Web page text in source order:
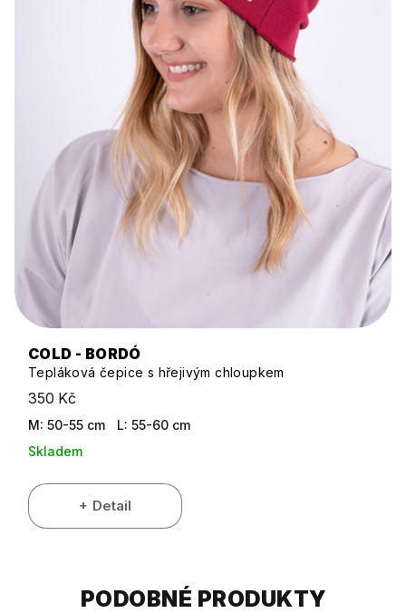
COLD - BORDÓ
Tepláková čepice s hřejivým chloupkem
350 Kč
M: 50-55 cm
L: 55-60 cm
Skladem
Detail
PODOBNÉ PRODUKTY